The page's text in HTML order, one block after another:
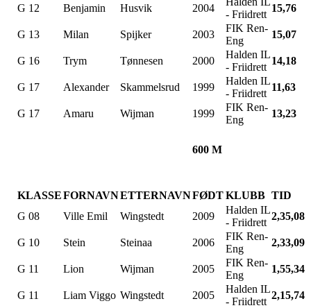
G 12 Benjamin Husvik 2004
- Friidrett
15,76
G 13 Milan Spijker 2003
FIK Ren-
Eng
15,07
G 16 Trym Tønnesen 2000
Halden IL
- Friidrett
14,18
G 17 Alexander Skammelsrud 1999
Halden IL
- Friidrett
11,63
G 17 Amaru Wijman 1999
FIK Ren-
Eng
13,23
600 M
KLASSEFORNAVNETTERNAVNFØDTKLUBB TID
G 08
Ville Emil Wingstedt 2009
Halden IL
- Friidrett
2,35,08
G 10 Stein Steinaa 2006
FIK Ren-
Eng
2,33,09
G 11 Lion Wijman 2005
FIK Ren-
Eng
1,55,34
G 11 Liam Viggo Wingstedt 2005
Halden IL
- Friidrett
2,15,74